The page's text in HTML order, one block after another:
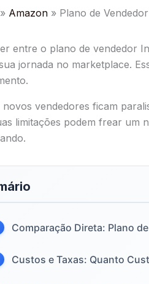
Amazon Plano de
entre o plano de vendedor
jornada no marketplace.
novos vendedores ficam
limitações podem frear um
Comparação Direta: Plano
Custos e Taxas: Quanto